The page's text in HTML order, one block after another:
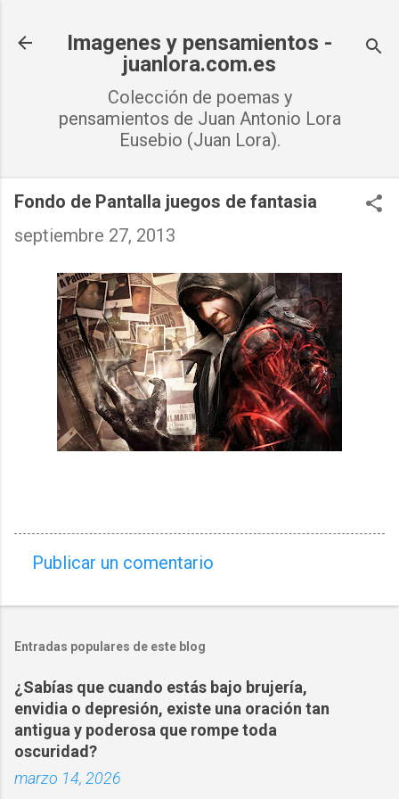
Imagenes y pensamientos -
juanlora.com.es
Colección de poemas y
pensamientos de Juan Antonio Lora
Eusebio (Juan Lora).
Fondo de Pantalla juegos de fantasia
septiembre 27, 2013
o
e
n
t
a
r
i
Publicar un comentario
Entradas populares de este blog
¿Sabías que cuando estás bajo brujería,
envidia o depresión, existe una oración tan
antigua y poderosa que rompe toda
oscuridad?
marzo 14, 2026